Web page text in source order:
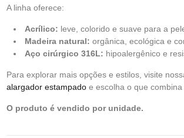
A linha oferece:
Acrílico: leve, colorido e suave para a
Madeira natural: orgânica, ecológica e
Aço cirúrgico 316L: hipoalergênico e
Para explorar mais opções e estilos, visite
alargador estampado e escolha o que
O produto é vendido por unidade.